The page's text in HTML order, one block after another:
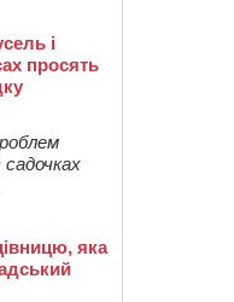
і
просять
яка